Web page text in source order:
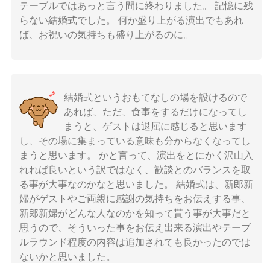
テーブルではあっと言う間に終わりました。 記憶に残
らない結婚式でした。 何か盛り上がる演出でもあれ
ば、お祝いの気持ちも盛り上がるのに。
結婚式というおもてなしの場を設けるので
あれば、ただ、食事をするだけになってし
まうと、ゲストは退屈に感じると思います
し、その場に集まっている意味も分からなくなってし
まうと思います。 かと言って、演出をとにかく沢山入
れれば良いという訳ではなく、歓談とのバランスを取
る事が大事なのかなと思いました。 結婚式は、新郎新
婦がゲストやご両親に感謝の気持ちをお伝えする事、
新郎新婦がどんな人なのかを知って貰う事が大事だと
思うので、そういった事をお伝え出来る演出やテーブ
ルラウンド程度の内容は追加されても良かったのでは
ないかと思いました。